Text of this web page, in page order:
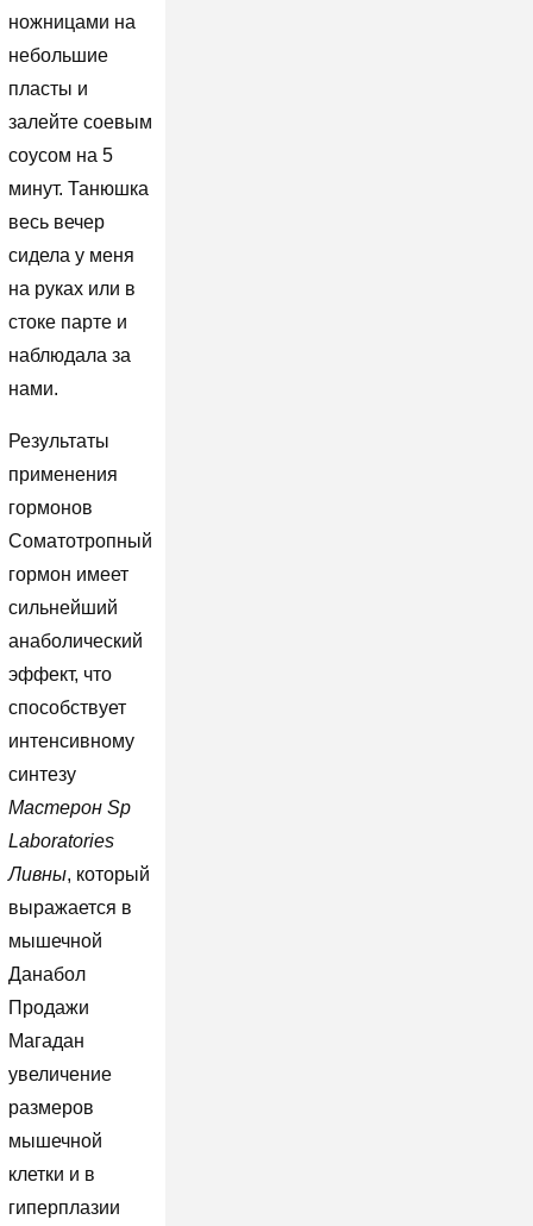
ножницами на
небольшие
пласты и
залейте соевым
соусом на 5
минут. Танюшка
весь вечер
сидела у меня
на руках или в
стоке парте и
наблюдала за
нами.
Результаты
применения
гормонов
Соматотропный
гормон имеет
сильнейший
анаболический
эффект, что
способствует
интенсивному
синтезу
Мастерон Sp
Laboratories
Ливны, который
выражается в
мышечной
Данабол
Продажи
Магадан
увеличение
размеров
мышечной
клетки и в
гиперплазии